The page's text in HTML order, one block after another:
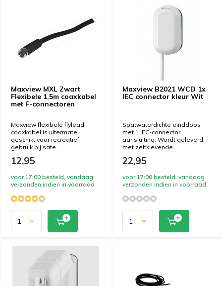
Maxview MXL Zwart
Flexibele 1,5m coaxkabel
met F-connectoren
Maxview flexibele flylead
coaxkabel is uitermate
geschikt voor recreatief
gebruik bij sate...
12,95
voor 17:00 besteld, vandaag
verzonden indien in voorraad
Maxview B2021 WCD 1x
IEC connector kleur Wit
Spatwaterdichte einddoos
met 1 IEC-connector
aansluiting. Wordt geleverd
met zelfklevende...
22,95
voor 17:00 besteld, vandaag
verzonden indien in voorraad